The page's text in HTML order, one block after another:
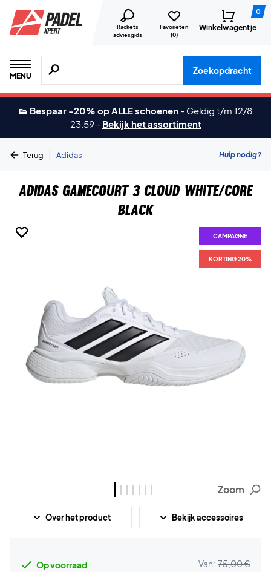
Rackets
adviesgids
Favorieten
(0)
0
Winkelwagentje
MENU
Zoeken naar producten, merken etc.
Zoekopdracht
👟 Bespaar -20% op ALLE schoenen - Geldig t/m 12/8
23:59 - Bekijk het assortiment
Terug | Adidas Hulp nodig?
Adidas GameCourt 3 Cloud White/Core
Black
CAMPAGNE
KORTING 20%
CAMPAGNE
KORTING 20%
CAMPAGNE
KORTING 20%
CAMPAGNE
KORTING 20%
CAMPAGNE
KORTING 20%
CAMPAGNE
KORTING 20%
CAMPAGNE
KORTING 20%
Zoom
Over het product Bekijk accessoires
Op voorraad Van: 75,00 €